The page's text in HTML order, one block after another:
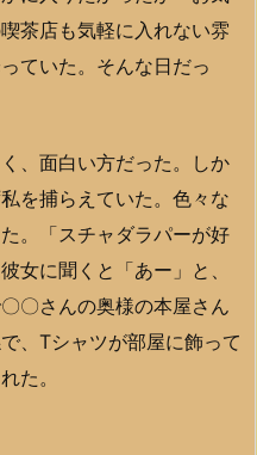
茶店も気軽に入れない雰
ていた。そんな日だっ
、面白い方だった。しか
を捕らえていた。色々な
。「スチャダラパーが好
女に聞くと「あー」と、
〇さんの奥様の本屋さん
、Tシャツが部屋に飾って
た。